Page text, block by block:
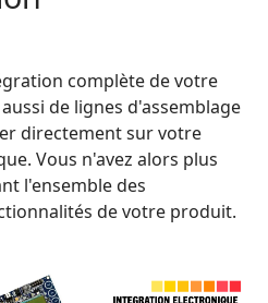
complète de votre
de lignes d'assemblage
directement sur votre
Vous n'avez alors plus
l'ensemble des
de votre produit.